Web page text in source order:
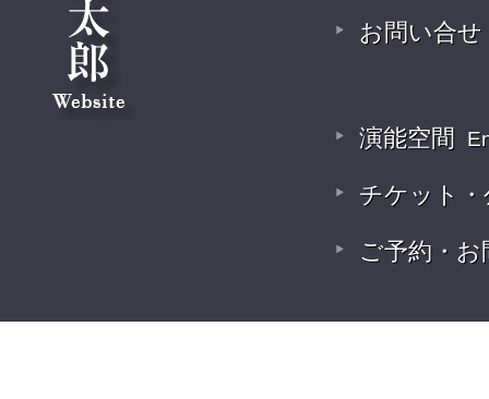
お問い合せ
演能空間
チケット
ご予約・